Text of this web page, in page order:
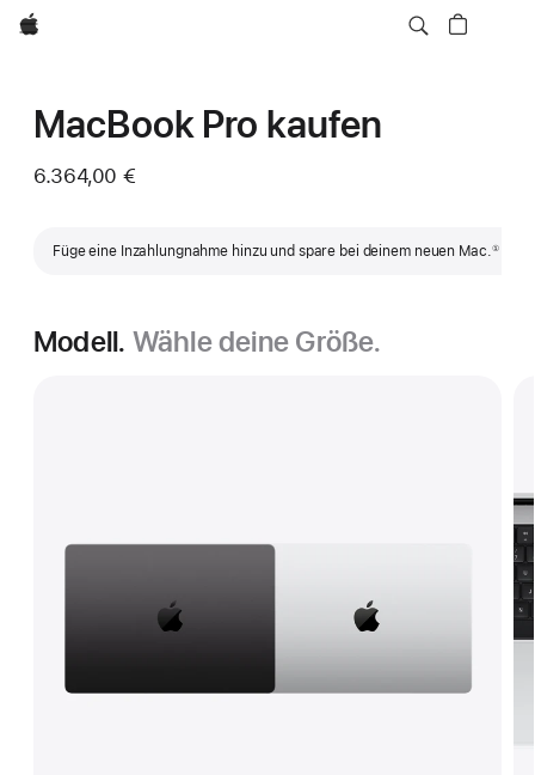
Apple
MacBook Pro kaufen
6.364,00 €
Füge eine Inzahlungnahme hinzu und spare bei deinem neuen Mac.
Fußnote
①
Modell. Wähle deine Größe.